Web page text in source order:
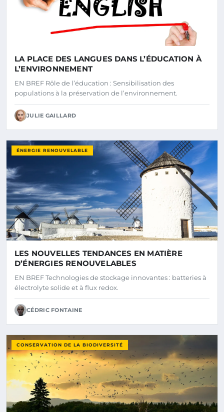
LA PLACE DES LANGUES DANS L’ÉDUCATION À
L’ENVIRONNEMENT
EN BREF Rôle de l’éducation : Sensibilisation des
populations à la préservation de l’environnement.
JULIE GAILLARD
ÉNERGIE RENOUVELABLE
LES NOUVELLES TENDANCES EN MATIÈRE
D’ÉNERGIES RENOUVELABLES
EN BREF Technologies de stockage innovantes : batteries à
électrolyte solide et à flux redox.
CÉDRIC FONTAINE
CONSERVATION DE LA BIODIVERSITÉ